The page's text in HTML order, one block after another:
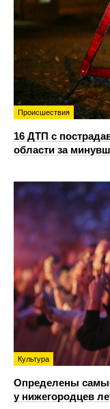
Происшествия
16 ДТП с
области за
Культура
Определены
у нижегородцев